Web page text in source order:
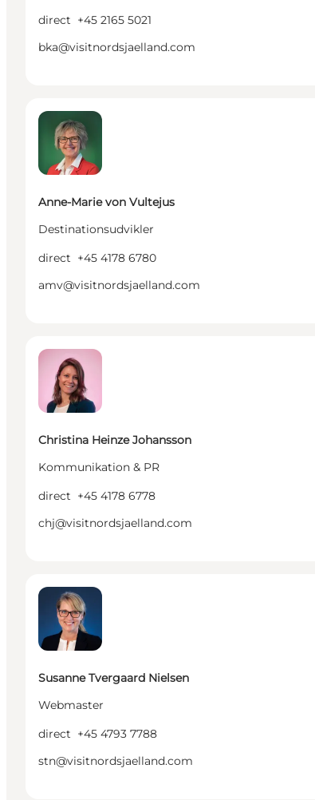
direct +45 2165 5021
bka@visitnordsjaelland.com
Anne-Marie von Vultejus
Destinationsudvikler
direct +45 4178 6780
amv@visitnordsjaelland.com
Christina Heinze Johansson
Kommunikation & PR
direct +45 4178 6778
chj@visitnordsjaelland.com
Susanne Tvergaard Nielsen
Webmaster
direct +45 4793 7788
stn@visitnordsjaelland.com